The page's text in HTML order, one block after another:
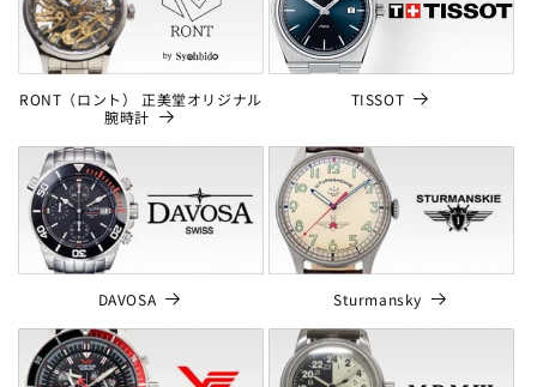
RONT（ロント） 正美堂オリジナル
腕時計
TISSOT
DAVOSA Sturmansky